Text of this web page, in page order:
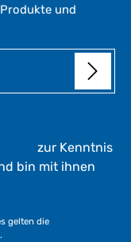
und
zur Kenntnis
bin mit ihnen
gelten die
.